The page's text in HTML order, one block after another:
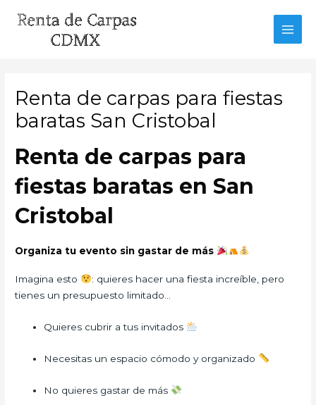
Renta de carpas para fiestas
baratas San Cristobal
Renta de carpas para
fiestas baratas en San
Cristobal
Organiza tu evento sin gastar de más
Imagina esto
: quieres hacer una fiesta increíble, pero
tienes un presupuesto limitado…
Quieres cubrir a tus invitados
Necesitas un espacio cómodo y organizado
No quieres gastar de más